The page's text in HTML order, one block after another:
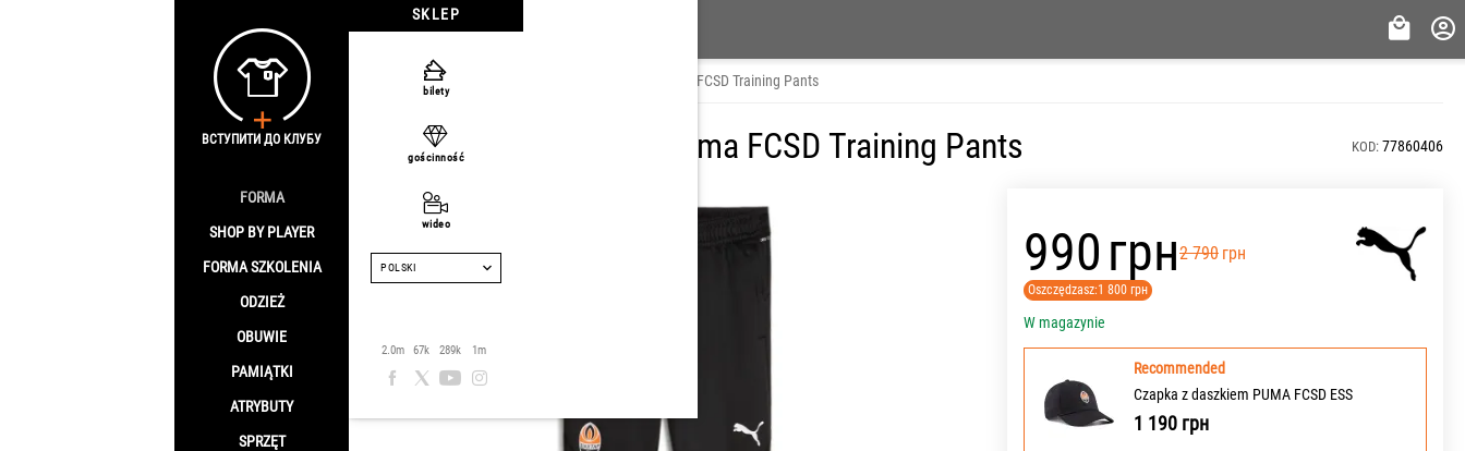
SKLEP
FORMA
SHOP BY PLAYER
FORMA SZKOLENIA
ODZIEŻ
OBUWIE
PAMIĄTKI
ATRYBUTY
SPRZĘT
bilety
gościnność
wideo
POLSKI
2.0m 67k 289k 1m
ВСТУПИТИ ДО КЛУБУ
Strona główna Spodnie Puma FCSD Training Pants
Spodnie FC Shakhtar Puma FCSD Training Pants KOD: 77860406
Sale -65%
‍990‍грн‍2 790‍ грн
Oszczędzasz:1 800 грн
W magazynie
Recommended
Czapka z daszkiem PUMA FCSD ESS
1 190 грн